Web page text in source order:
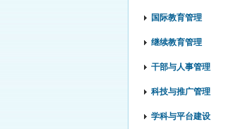
国际教育管理
继续教育管理
干部与人事管理
科技与推广管理
学科与平台建设